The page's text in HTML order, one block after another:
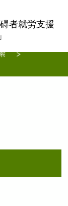
者就労支援